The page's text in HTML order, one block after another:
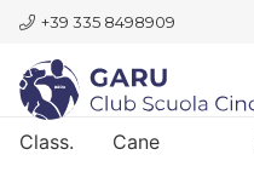
+39 335 8498909
Class. Cane